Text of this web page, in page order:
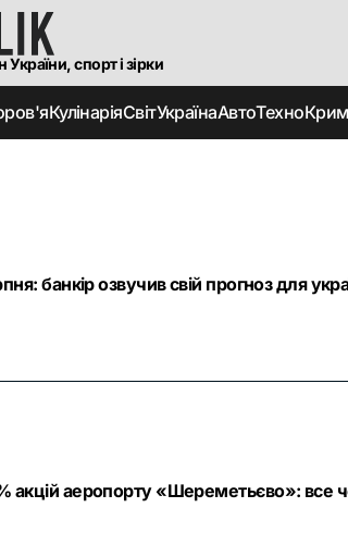
спорт і зірки
КулінаріяСвітУкраїнаАвтоТехно
банкір озвучив свій прогноз для
акцій аеропорту «Шереметьєво»: все